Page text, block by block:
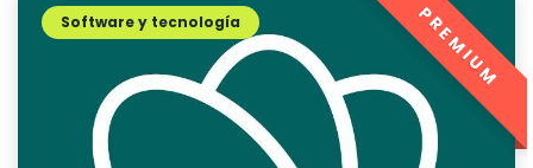
Software y tecnología PREMIUM